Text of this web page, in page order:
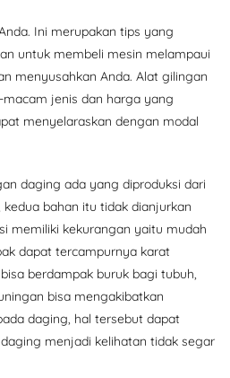
Ini merupakan tips yang
untuk membeli mesin melampaui
menyusahkan Anda. Alat gilingan
jenis dan harga yang
menyelaraskan dengan modal
daging ada yang diproduksi dari
bahan itu tidak dianjurkan
memiliki kekurangan yaitu mudah
dapat tercampurnya karat
berdampak buruk bagi tubuh,
bisa mengakibatkan
daging, hal tersebut dapat
menjadi kelihatan tidak segar